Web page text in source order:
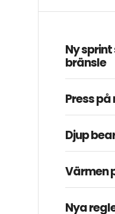
Ny
bränsle
Press
Djup
Värmen
Nya